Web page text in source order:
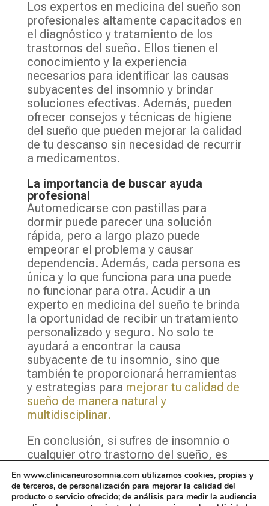
Los expertos en medicina del sueño son
profesionales altamente capacitados en
el diagnóstico y tratamiento de los
trastornos del sueño. Ellos tienen el
conocimiento y la experiencia
necesarios para identificar las causas
subyacentes del insomnio y brindar
soluciones efectivas. Además, pueden
ofrecer consejos y técnicas de higiene
del sueño que pueden mejorar la calidad
de tu descanso sin necesidad de recurrir
a medicamentos.
La importancia de buscar ayuda
profesional
Automedicarse con pastillas para
dormir puede parecer una solución
rápida, pero a largo plazo puede
empeorar el problema y causar
dependencia. Además, cada persona es
única y lo que funciona para una puede
no funcionar para otra. Acudir a un
experto en medicina del sueño te brinda
la oportunidad de recibir un tratamiento
personalizado y seguro. No solo te
ayudará a encontrar la causa
subyacente de tu insomnio, sino que
también te proporcionará herramientas
y estrategias para mejorar tu calidad de
sueño de manera natural y
multidisciplinar.
En conclusión, si sufres de insomnio o
cualquier otro trastorno del sueño, es
en lugar de automedicarte con pastillas
para dormir sin receta. Los expertos en
En www.clinicaneurosomnia.com utilizamos cookies, propias y
de terceros, de personalización para mejorar la calidad del
producto o servicio ofrecido; de análisis para medir la audiencia